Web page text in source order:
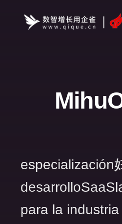
especialización
para la